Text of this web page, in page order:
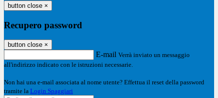
button close ×
Recupero password
button close ×
E-mail Verrà inviato un messaggio
all'indirizzo indicato con le istruzioni necessarie.
Non hai una e-mail associata al nome utente? Effettua il reset della password
tramite la Login Spaggiari